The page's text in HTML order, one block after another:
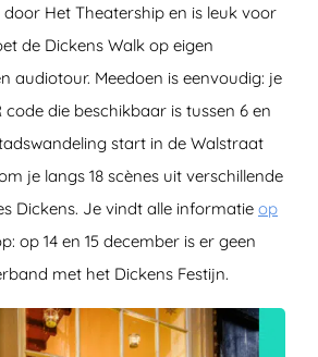
Het Theatership en is leuk voor
de Dickens Walk op eigen
audiotour. Meedoen is eenvoudig: je
die beschikbaar is tussen 6 en
start in de Walstraat
je langs 18 scènes uit verschillende
Dickens. Je vindt alle informatie op
op 14 en 15 december is er geen
met het Dickens Festijn.